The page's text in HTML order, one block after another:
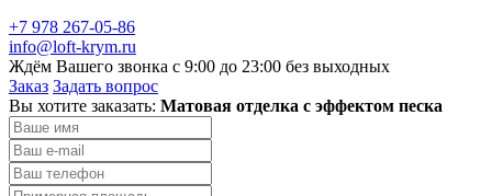
+7 978 267-05-86
info@loft-krym.ru
Ждём Вашего звонка с 9:00 до 23:00 без выходных
Заказ Задать вопрос
Вы хотите заказать: Матовая отделка с эффектом песка